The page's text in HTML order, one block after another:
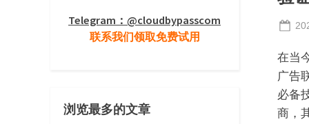
在当
广告
必备
商，
Telegram：@cloudbypasscom
联系我们领取免费试用
浏览最多的文章